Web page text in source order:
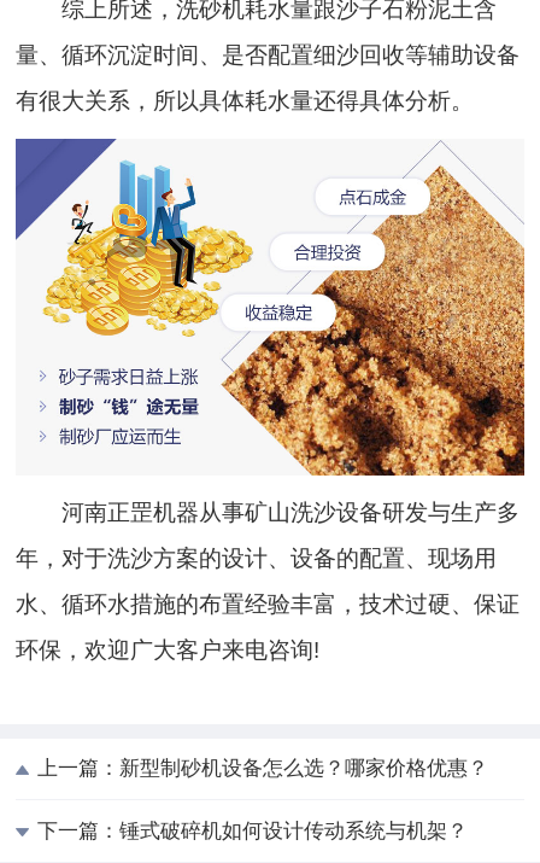
综上所述，洗砂机耗水量跟沙子石粉泥土含
量、循环沉淀时间、是否配置细沙回收等辅助设备
有很大关系，所以具体耗水量还得具体分析。
河南正罡机器从事矿山洗沙设备研发与生产多
年，对于洗沙方案的设计、设备的配置、现场用
水、循环水措施的布置经验丰富，技术过硬、保证
环保，欢迎广大客户来电咨询!
上一篇： 新型制砂机设备怎么选？哪家价格优惠？
下一篇：锤式破碎机如何设计传动系统与机架？